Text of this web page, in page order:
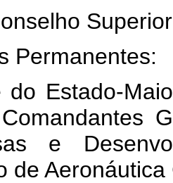
Superior
Maior
e
de Aeronáutica